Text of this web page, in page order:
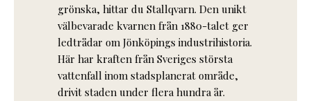
grönska, hittar du Stallqvarn. Den unikt
välbevarade kvarnen från 1880-talet ger
ledtrådar om Jönköpings industrihistoria.
Här har kraften från Sveriges största
vattenfall inom stadsplanerat område,
drivit staden under flera hundra år.